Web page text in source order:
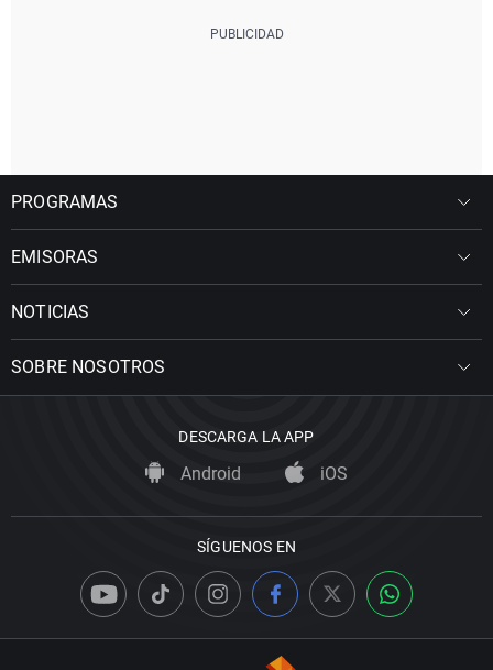
PROGRAMAS
EMISORAS
NOTICIAS
SOBRE NOSOTROS
DESCARGA LA APP
Android iOS
SÍGUENOS EN